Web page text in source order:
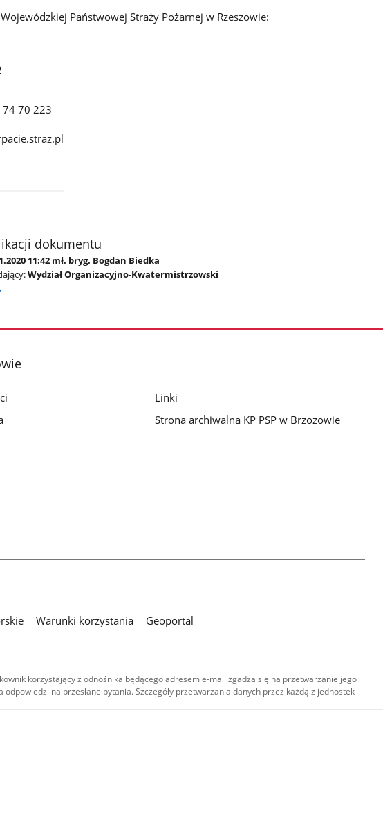
Państwowej Straży Pożarnej w Rzeszowie:
70 223
dokumentu
11:42 mł. bryg. Bogdan Biedka
Wydział Organizacyjno-Kwatermistrzowski
Linki
Strona archiwalna KP PSP w Brzozowie
Warunki korzystania
Geoportal
korzystający z odnośnika będącego adresem e-mail zgadza się na przetwarzanie jego
na przesłane pytania. Szczegóły przetwarzania danych przez każdą z jednostek
są
samych
audio i wideo,
niekomercyjne -